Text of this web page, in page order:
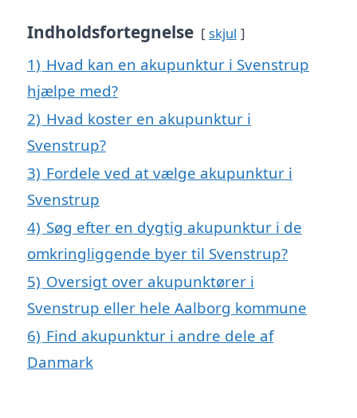
Indholdsfortegnelse skjul
1) Hvad kan en akupunktur i Svenstrup
hjælpe med?
2) Hvad koster en akupunktur i
Svenstrup?
3) Fordele ved at vælge akupunktur i
Svenstrup
4) Søg efter en dygtig akupunktur i de
omkringliggende byer til Svenstrup?
5) Oversigt over akupunktører i
Svenstrup eller hele Aalborg kommune
6) Find akupunktur i andre dele af
Danmark